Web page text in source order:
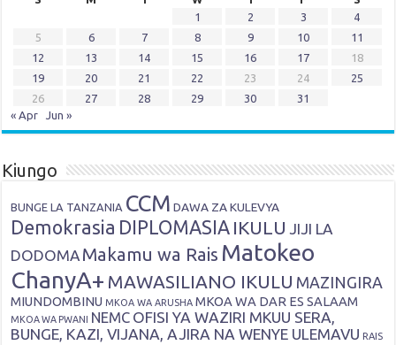
1
2 3
4
5
6 7 8 9 10
11
12
13 14 15 16 17
18
19
20 21 22 23 24
25
26
27 28 29 30
31
« Apr
Jun »
Kiungo
BUNGE LA TANZANIA CCM DAWA ZA KULEVYA
Demokrasia DIPLOMASIA IKULU JIJI LA
DODOMA Makamu wa Rais Matokeo
ChanyA+ MAWASILIANO IKULU MAZINGIRA
MIUNDOMBINU MKOA WA ARUSHA MKOA WA DAR ES SALAAM
MKOA WA PWANI NEMC OFISI YA WAZIRI MKUU SERA,
BUNGE, KAZI, VIJANA, AJIRA NA WENYE ULEMAVU RAIS